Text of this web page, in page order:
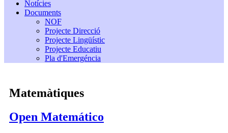
Notícies
Documents
NOF
Projecte Direcció
Projecte Lingüístic
Projecte Educatiu
Pla d'Emergéncia
Matemàtiques
Open Matemático